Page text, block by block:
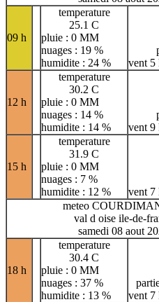
09 h
temperature
25.1 C
pluie : 0 MM
nuages : 19 %
humidite : 24 %
vent 5
12 h
temperature
30.2 C
pluie : 0 MM
nuages : 14 %
humidite : 14 %
vent 9
15 h
temperature
31.9 C
pluie : 0 MM
nuages : 7 %
humidite : 12 %
vent 7
meteo
val d oise ile-de-
samedi 08 aout
18 h
temperature
30.4 C
pluie : 0 MM
nuages : 37 %
humidite : 13 %
vent 7